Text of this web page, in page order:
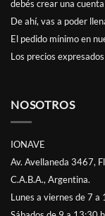
debés crear una cuenta
De ahí, vas a poder
El pedido mínimo en
Los precios
NOSOTROS
IONAVE
Av. Avellaneda 3467,
C.A.B.A., Argentina.
Lunes a viernes de 7 a